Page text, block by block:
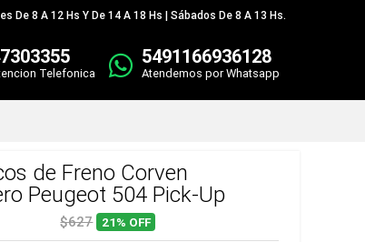
De 8 A 12 Hs Y De 14 A 18 Hs | Sábados De 8 A 13 Hs.
Telefonica
5491166936128
Atendemos por Whatsapp
de Freno Corven
Peugeot 504 Pick-Up
$627 21% OFF